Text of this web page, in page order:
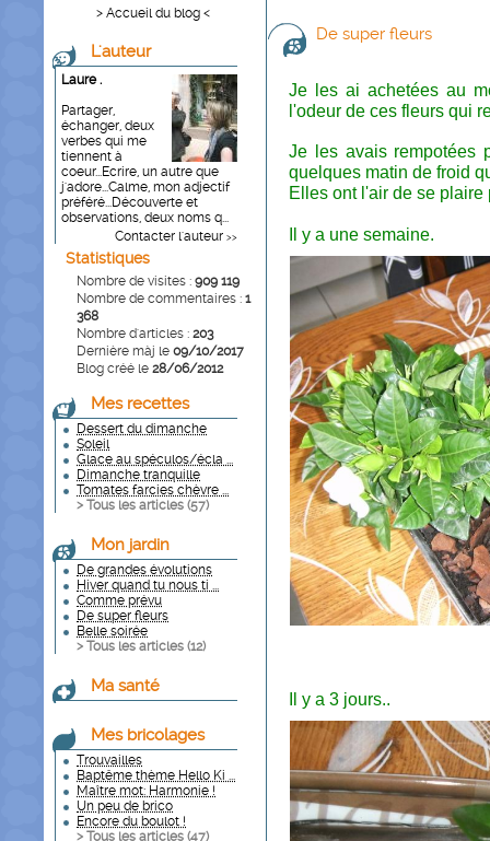
> Accueil du blog <
L'auteur
Laure .
Partager,
échanger, deux
verbes qui me
tiennent à
coeur...Ecrire, un autre que
j'adore...Calme, mon adjectif
préféré...Découverte et
observations, deux noms q...
Contacter l'auteur >>
Statistiques
Nombre de visites : 909 119
Nombre de commentaires : 1
368
Nombre d'articles : 203
Dernière màj le 09/10/2017
Blog créé le 28/06/2012
Mes recettes
Dessert du dimanche
Soleil
Glace au spéculos/écla ...
Dimanche tranquille
Tomates farcies chèvre ...
> Tous les articles (57)
Mon jardin
De grandes évolutions
Hiver quand tu nous ti ...
Comme prévu
De super fleurs
Belle soirée
> Tous les articles (12)
Ma santé
Mes bricolages
Trouvailles
Baptême thème Hello Ki ...
Maître mot: Harmonie !
Un peu de brico
Encore du boulot !
> Tous les articles (47)
De super fleurs
Je les ai achetées au
l'odeur de ces fleurs qui
Je les avais rempotées
quelques matin de froid
Elles ont l'air de se plaire
Il y a une semaine.
Il y a 3 jours..